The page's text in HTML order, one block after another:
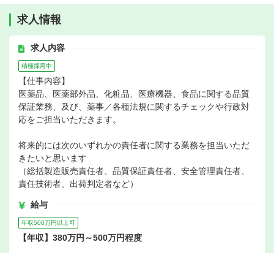
求人情報
求人内容
積極採用中
【仕事内容】
医薬品、医薬部外品、化粧品、医療機器、食品に関する品質
保証業務、及び、薬事／各種法規に関するチェックや行政対
応をご担当いただきます。
将来的には次のいずれかの責任者に関する業務を担当いただ
きたいと思います
（総括製造販売責任者、品質保証責任者、安全管理責任者、
責任技術者、出荷判定者など）
給与
年収500万円以上可
【年収】380万円～500万円程度